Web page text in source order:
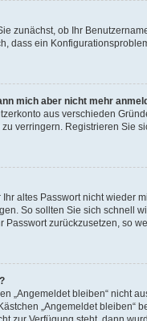
zunächst, ob Ihr
dass ein
mich aber nicht mehr
aus verschieden
verringern. Registrieren Sie
altes Passwort nicht wieder
So sollten Sie sich schnell
zurückzusetzen, so
„Angemeldet bleiben“ nicht
„Angemeldet